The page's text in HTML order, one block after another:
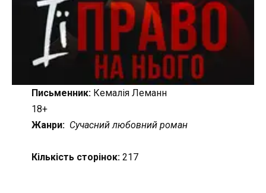
Письменник:Кемалія Леманн
18+
Жанри: Сучасний любовний роман
Кількість сторінок:217